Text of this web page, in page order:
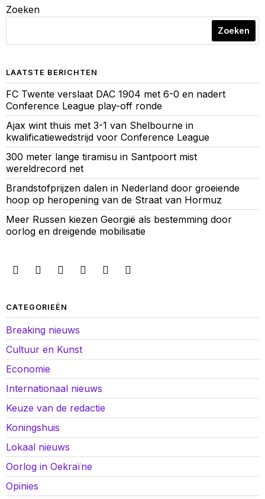
Zoeken
Zoeken
LAATSTE BERICHTEN
FC Twente verslaat DAC 1904 met 6-0 en nadert
Conference League play-off ronde
Ajax wint thuis met 3-1 van Shelbourne in
kwalificatiewedstrijd voor Conference League
300 meter lange tiramisu in Santpoort mist
wereldrecord net
Brandstofprijzen dalen in Nederland door groeiende
hoop op heropening van de Straat van Hormuz
Meer Russen kiezen Georgië als bestemming door
oorlog en dreigende mobilisatie
CATEGORIEËN
Breaking nieuws
Cultuur en Kunst
Economie
Internationaal nieuws
Keuze van de redactie
Koningshuis
Lokaal nieuws
Oorlog in Oekraïne
Opinies